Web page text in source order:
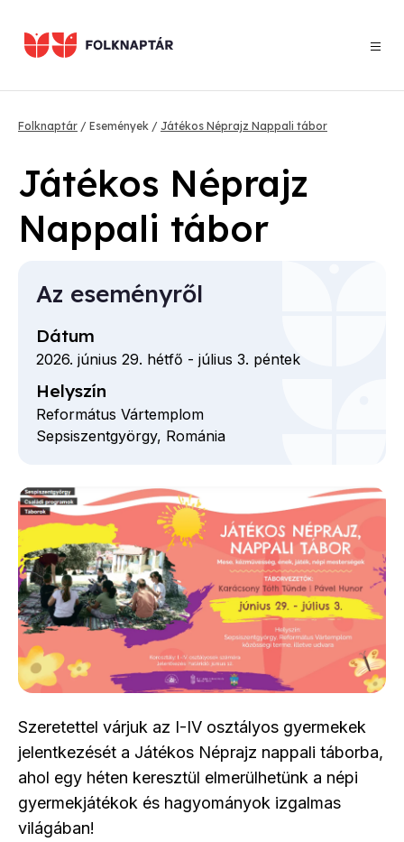
tartalomra
Morzsa
Folknaptár Események Játékos Néprajz Nappali tábor
Játékos Néprajz
Nappali tábor
Szeretettel várjuk az I-IV osztályos gyermekek
jelentkezését a Játékos Néprajz nappali táborba,
ahol egy héten keresztül elmerülhetünk a népi
gyermekjátékok és hagyományok izgalmas
világában!
Az eseményről
Dátum
2026. június 29. hétfő - július 3. péntek
Helyszín
Református Vártemplom
Sepsiszentgyörgy, Románia